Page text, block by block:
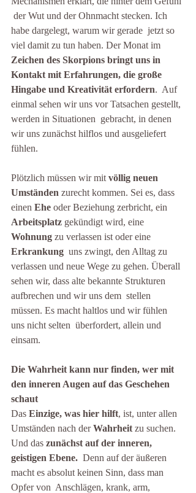
der Wut und der Ohnmacht stecken. Ich
habe dargelegt, warum wir gerade  jetzt so
viel damit zu tun haben. Der Monat im
Zeichen des Skorpions bringt uns in
Kontakt mit Erfahrungen, die große
Hingabe und Kreativität erfordern.  Auf
einmal sehen wir uns vor Tatsachen gestellt,
werden in Situationen  gebracht, in denen
wir uns zunächst hilflos und ausgeliefert
fühlen.
Plötzlich müssen wir mit völlig neuen
Umständen zurecht kommen. Sei es, dass
einen Ehe oder Beziehung zerbricht, ein
Arbeitsplatz gekündigt wird, eine
Wohnung zu verlassen ist oder eine
Erkrankung
  uns zwingt, den Alltag zu
verlassen und neue Wege zu gehen. Überall
sehen wir, dass alte bekannte Strukturen
aufbrechen und wir uns dem  stellen
müssen. Es macht haltlos und wir fühlen
uns nicht selten  überfordert, allein und
einsam.
Die Wahrheit kann nur finden, wer mit
den inneren Augen auf das Geschehen
schaut
Das Einzige, was hier hilft, ist, unter allen
Umständen nach der Wahrheit zu suchen.
Und das zunächst auf der inneren,
geistigen Ebene.
  Denn auf der äußeren
macht es absolut keinen Sinn, dass man
Opfer von  Anschlägen, krank, arm,